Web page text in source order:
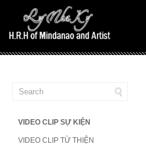
VIDEO CLIP SỰ KIỆN
VIDEO CLIP TỪ THIỆN